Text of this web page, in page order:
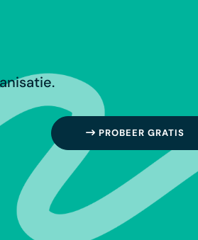
PROBEER GRATIS